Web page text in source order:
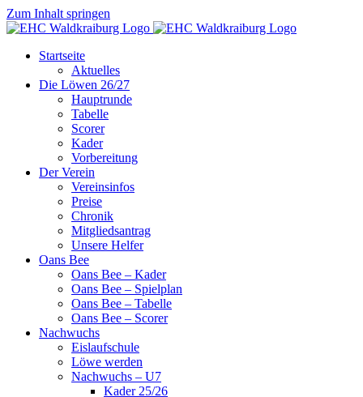
Zum Inhalt springen
Startseite
Aktuelles
Die Löwen 26/27
Hauptrunde
Tabelle
Scorer
Kader
Vorbereitung
Der Verein
Vereinsinfos
Preise
Chronik
Mitgliedsantrag
Unsere Helfer
Oans Bee
Oans Bee – Kader
Oans Bee – Spielplan
Oans Bee – Tabelle
Oans Bee – Scorer
Nachwuchs
Eislaufschule
Löwe werden
Nachwuchs – U7
Kader 25/26